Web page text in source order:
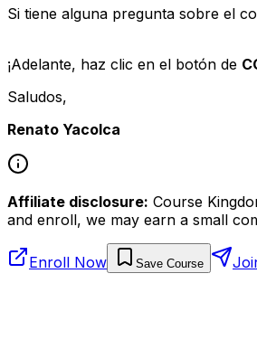
Si tiene alguna pregunta sobre el
¡Adelante, haz clic en el botón de
Saludos,
Renato Yacolca
Affiliate disclosure: Course
and enroll, we may earn a small
Enroll Now Save Course